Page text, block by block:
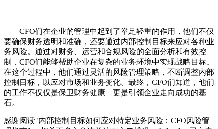
CFO们在企业的管理中起到了举足轻重的作用，他们不仅
要确保财务透明和准确，还要通过内部控制目标来应对各种业
务风险。通过对财务、运营和合规风险的全面分析和有效控
制，CFO们能够帮助企业在复杂的业务环境中实现战略目标。
在这个过程中，他们通过灵活的风险管理策略，不断调整内部
控制目标，以应对市场和业务变化。最终，CFO们知道，他们
的工作不仅仅是保卫财务健康，更是引领企业走向成功的基
石。
感谢阅读"内部控制目标如何应对特定业务风险：CFO风险管